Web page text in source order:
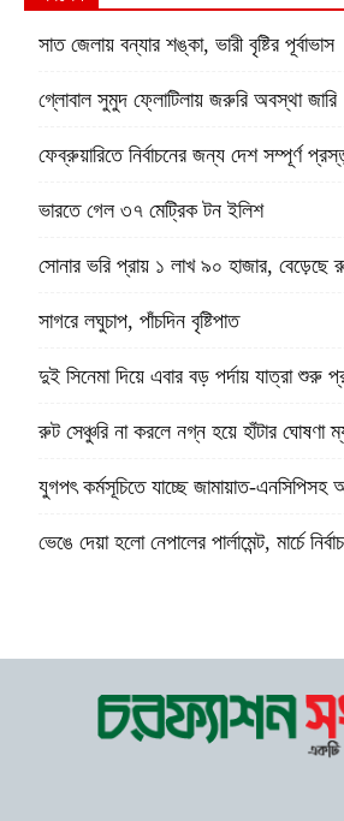
সাত জেলায় বন্যার শঙ্কা, ভারী বৃষ্টির পূর্বাভাস
গ্লোবাল সুমুদ ফ্লোটিলায় জরুরি অবস্থা জারি
ফেব্রুয়ারিতে নির্বাচনের জন্য দেশ সম্পূর্ণ
ভারতে গেল ৩৭ মেট্রিক টন ইলিশ
সোনার ভরি প্রায় ১ লাখ ৯০ হাজার, বেড়েছে
সাগরে লঘুচাপ, পাঁচদিন বৃষ্টিপাত
দুই সিনেমা দিয়ে এবার বড় পর্দায় যাত্রা শুরু
রুট সেঞ্চুরি না করলে নগ্ন হয়ে হাঁটার ঘোষণা
যুগপৎ কর্মসূচিতে যাচ্ছে জামায়াত-
ভেঙে দেয়া হলো নেপালের পার্লামেন্ট, মার্চে